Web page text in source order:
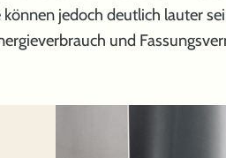
jedoch deutlich lauter
und